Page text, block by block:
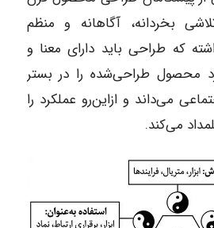
بخردانه، آگاهانه و منظم
که طراحی باید دارای معنا و
محصول طراحی‌شده را در بستر
می‌داند و ازاین‌رو عملکرد را
می‌کند.